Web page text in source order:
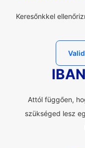
Keresőnkkel
Attól függően,
szükséged lesz